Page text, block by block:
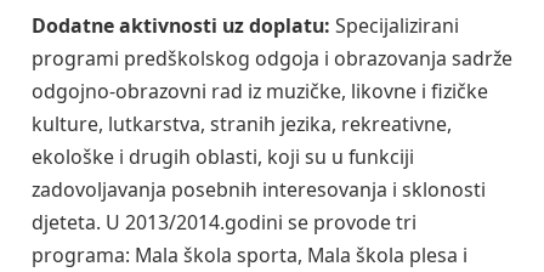
Dodatne aktivnosti uz doplatu: Specijalizirani
programi predškolskog odgoja i obrazovanja sadrže
odgojno-obrazovni rad iz muzičke, likovne i fizičke
kulture, lutkarstva, stranih jezika, rekreativne,
ekološke i drugih oblasti, koji su u funkciji
zadovoljavanja posebnih interesovanja i sklonosti
djeteta. U 2013/2014.godini se provode tri
programa: Mala škola sporta, Mala škola plesa i